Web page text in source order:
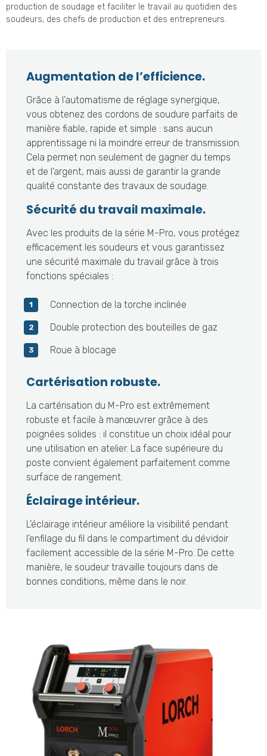
production de soudage et faciliter le travail au quotidien des
soudeurs, des chefs de production et des entrepreneurs.
Augmentation de l’efficience.
Grâce à l’automatisme de réglage synergique,
vous obtenez des cordons de soudure parfaits de
manière fiable, rapide et simple : sans aucun
apprentissage ni la moindre erreur de transmission.
Cela permet non seulement de gagner du temps
et de l’argent, mais aussi de garantir la grande
qualité constante des travaux de soudage.
Sécurité du travail maximale.
Avec les produits de la série M-Pro, vous protégez
efficacement les soudeurs et vous garantissez
une sécurité maximale du travail grâce à trois
fonctions spéciales :
Connection de la torche inclinée
Double protection des bouteilles de gaz
Roue à blocage
Cartérisation robuste.
La cartérisation du M-Pro est extrêmement
robuste et facile à manœuvrer grâce à des
poignées solides : il constitue un choix idéal pour
une utilisation en atelier. La face supérieure du
poste convient également parfaitement comme
surface de rangement.
Éclairage intérieur.
L’éclairage intérieur améliore la visibilité pendant
l’enfilage du fil dans le compartiment du dévidoir
facilement accessible de la série M-Pro. De cette
manière, le soudeur travaille toujours dans de
bonnes conditions, même dans le noir.